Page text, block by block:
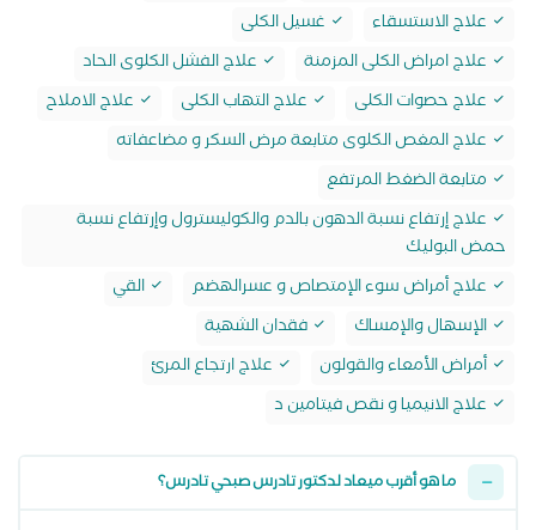
علاج الاستسقاء
غسيل الكلى
علاج امراض الكلى المزمنة
علاج الفشل الكلوى الحاد
علاج حصوات الكلى
علاج التهاب الكلى
علاج الاملاح
علاج المغص الكلوى متابعة مرض السكر و مضاعفاته
متابعة الضغط المرتفع
علاج إرتفاع نسبة الدهون بالدم والكوليسترول وإرتفاع نسبة
حمض البوليك
علاج أمراض سوء الإمتصاص و عسرالهضم
القي
الإسهال والإمساك
فقدان الشهية
أمراض الأمعاء والقولون
علاج ارتجاع المرئ
علاج الانيميا و نقص فيتامين د
ما هو أقرب ميعاد لدكتور تادرس صبحي تادرس؟